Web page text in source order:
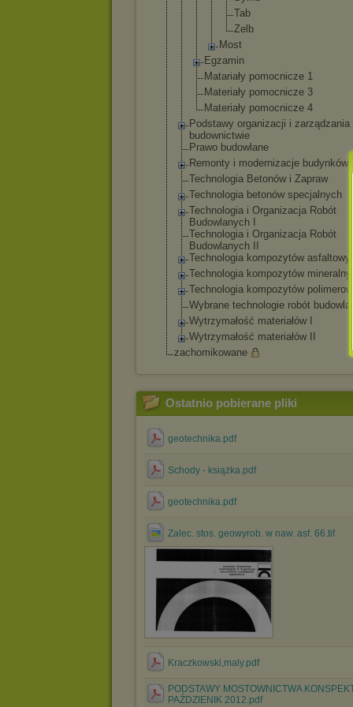
Tab
Zelb
Most
Egzamin
Matariały pomocnicze 1
Materiały pomocnicze 3
Materiały pomocnicze 4
Podstawy organizacji i zarządzania
budownictwie
Prawo budowlane
Remonty i modernizacje budynków
Technologia Betonów i Zapraw
Technologia betonów specjalnych
Technologia i Organizacja Robót
Budowlanych I
Technologia i Organizacja Robót
Budowlanych II
Technologia kompozytów
Technologia kompozytów
Technologia kompozytów
Wybrane technologie robót
Wytrzymałość materiałów I
Wytrzymałość materiałów II
zachomikowane
Ostatnio pobierane pliki
geotechnika.pdf
Schody - książka.pdf
geotechnika.pdf
Zalec. stos. geowyrob. w naw. asf. 66.tif
Kraczkowski,maly.pdf
PODSTAWY MOSTOWNICTWA
PAŹDZIENIK 2012.pdf